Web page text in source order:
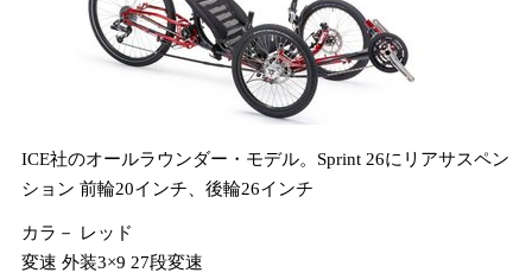
ICE社のオールラウンダー・モデル。Sprint 26にリアサスペン
ション 前輪20インチ、後輪26インチ
カラ－ レッド
変速 外装3×9 27段変速